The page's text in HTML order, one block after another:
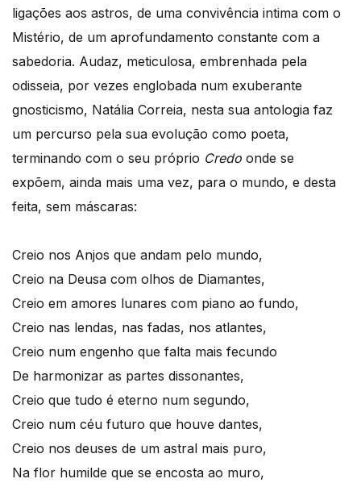
ligações aos astros, de uma convivência intima com o
Mistério, de um aprofundamento constante com a
sabedoria. Audaz, meticulosa, embrenhada pela
odisseia, por vezes englobada num exuberante
gnosticismo, Natália Correia, nesta sua antologia faz
um percurso pela sua evolução como poeta,
terminando com o seu próprio Credo onde se
expõem, ainda mais uma vez, para o mundo, e desta
feita, sem máscaras:
Creio nos Anjos que andam pelo mundo,
Creio na Deusa com olhos de Diamantes,
Creio em amores lunares com piano ao fundo,
Creio nas lendas, nas fadas, nos atlantes,
Creio num engenho que falta mais fecundo
De harmonizar as partes dissonantes,
Creio que tudo é eterno num segundo,
Creio num céu futuro que houve dantes,
Creio nos deuses de um astral mais puro,
Na flor humilde que se encosta ao muro,